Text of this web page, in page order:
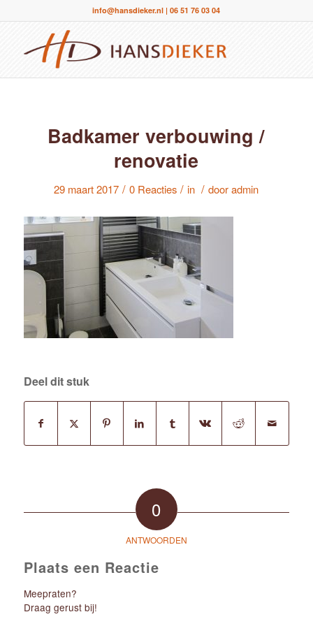
info@hansdieker.nl |06 51 76 03 04
Badkamer verbouwing /
renovatie
29 maart 2017 / 0 Reacties / in / dooradmin
Deel dit stuk
0
ANTWOORDEN
Plaats een Reactie
Meepraten?
Draag gerust bij!